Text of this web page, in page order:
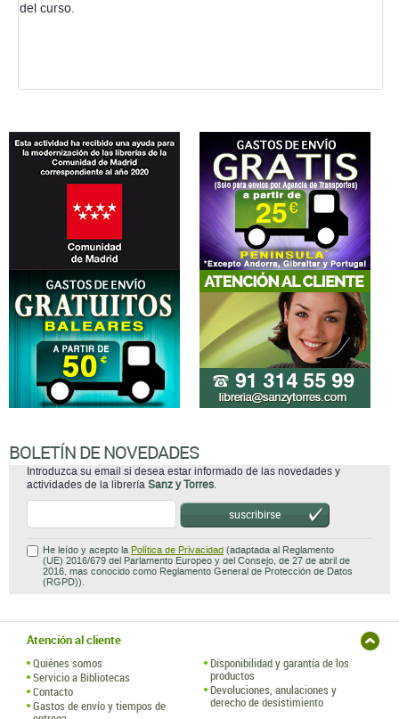
del curso.
BOLETÍN DE NOVEDADES
Introduzca su email si desea estar informado de las novedades y
actividades de la librería Sanz y Torres.
suscribirse
He leído y acepto la Política de Privacidad (adaptada al Reglamento
(UE) 2016/679 del Parlamento Europeo y del Consejo, de 27 de abril de
2016, mas conocido como Reglamento General de Protección de Datos
(RGPD)).
Atención al cliente
Quiénes somos
Servicio a Bibliotecas
Contacto
Gastos de envío y tiempos de
Disponibilidad y garantía de los
productos
Devoluciones, anulaciones y
derecho de desistimiento